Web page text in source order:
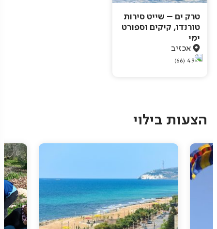
טרק ים – שייט סירות
טורנדו, קיקים וספורט
ימי‏
אכזיב
4.9
(66)
הצעות בילוי